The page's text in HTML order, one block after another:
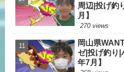
周辺|投げ釣
月】
270 views
岡山県
ゼ|投げ釣り|
年7月】